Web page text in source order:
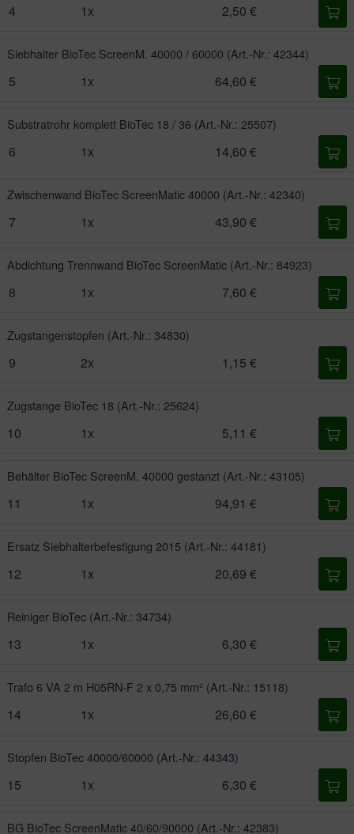
4 1x 2,50 €
5
Siebhalter BioTec ScreenM. 40000 / 60000 (Art.-Nr.: 42344)
1x 64,60 €
6
Substratrohr komplett BioTec 18 / 36 (Art.-Nr.: 25507)
1x 14,60 €
7
Zwischenwand BioTec ScreenMatic 40000 (Art.-Nr.: 42340)
1x 43,90 €
8
Abdichtung Trennwand BioTec ScreenMatic (Art.-Nr.: 84923)
1x 7,60 €
9
Zugstangenstopfen (Art.-Nr.: 34830)
2x 1,15 €
10
Zugstange BioTec 18 (Art.-Nr.: 25624)
1x 5,11 €
11
Behälter BioTec ScreenM. 40000 gestanzt (Art.-Nr.: 43105)
1x 94,91 €
12
Ersatz Siebhalterbefestigung 2015 (Art.-Nr.: 44181)
1x 20,69 €
13
Reiniger BioTec (Art.-Nr.: 34734)
1x 6,30 €
14
Trafo 6 VA 2 m H05RN-F 2 x 0,75 mm² (Art.-Nr.: 15118)
1x 26,60 €
15
Stopfen BioTec 40000/60000 (Art.-Nr.: 44343)
1x 6,30 €
BG BioTec ScreenMatic 40/60/90000 (Art.-Nr.: 42383)